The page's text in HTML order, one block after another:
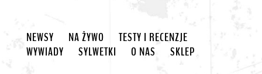
NEWSY NA ŻYWO
TESTY I RECENZJE
WYWIADY
SYLWETKI O NAS SKLEP